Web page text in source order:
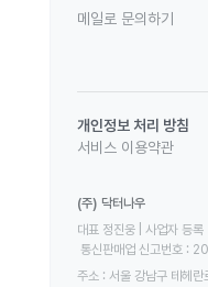
메일로 문의하기
개인정보 처리 방침
서비스 이용약관
(주) 닥터나우
대표 정진웅 | 사업자
통신판매업 신고번호
주소 : 서울 강남구 테헤